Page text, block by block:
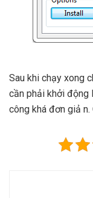
Sau khi chạy xong
cần phải khởi động
công khá đơn giả n.